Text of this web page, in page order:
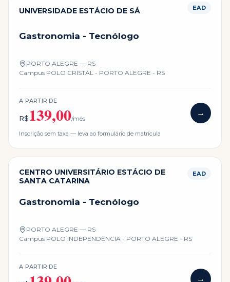
UNIVERSIDADE ESTÁCIO DE SÁ EAD
Gastronomia - Tecnólogo
PORTO ALEGRE — RS
Campus POLO CRISTAL - PORTO ALEGRE - RS
A PARTIR DE
R$139,00/mês
→
Inscrição sem taxa — leva ao formulário de matrícula
CENTRO UNIVERSITÁRIO ESTÁCIO DE
SANTA CATARINA
EAD
Gastronomia - Tecnólogo
PORTO ALEGRE — RS
Campus POLO INDEPENDÊNCIA - PORTO ALEGRE - RS
A PARTIR DE
→